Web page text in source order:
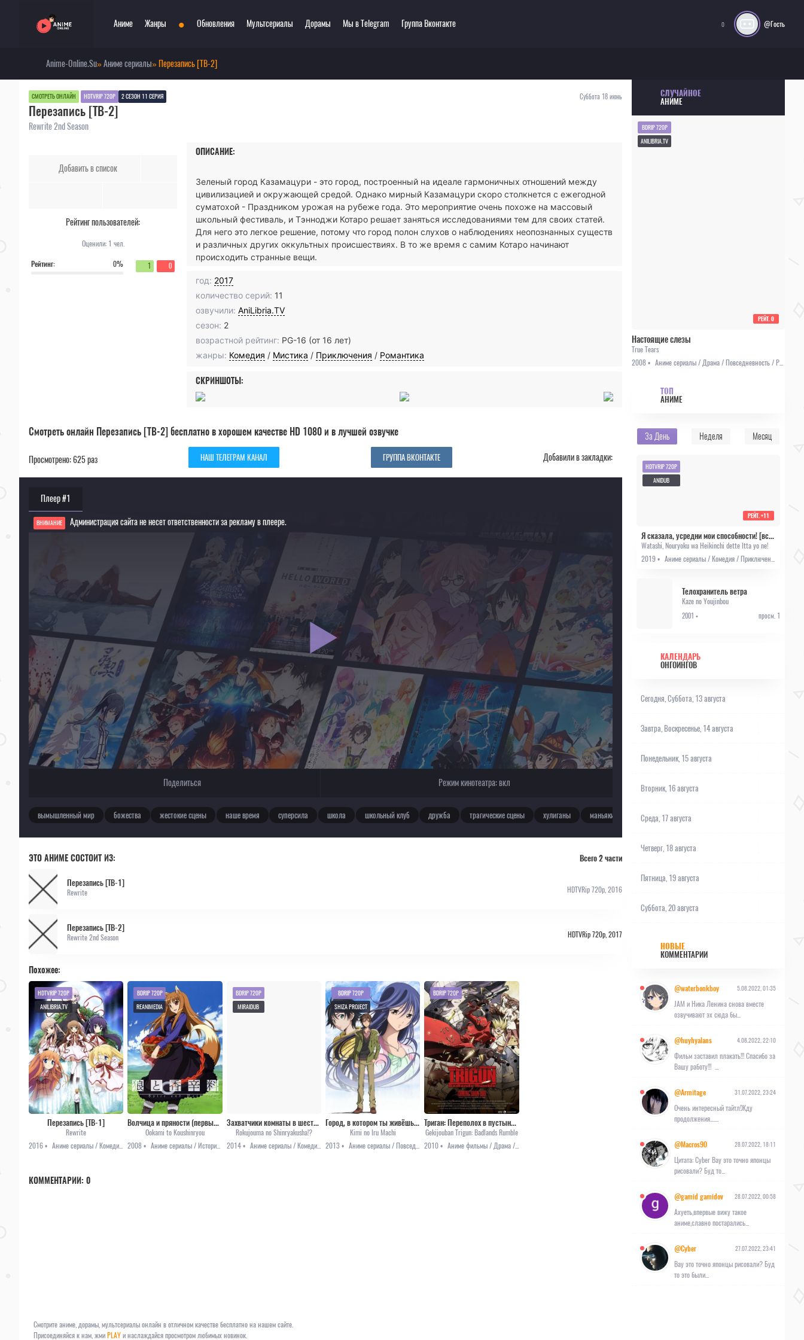
Аниме
Сериалы
Фильмы
Жанры
Боевые искусства
Война
Приключения
Школа
Игры
Этти
Экшен
Сверхъестественное
• Обновления Мультсериалы
Смотреть онлайн
Дорамы Мы в Telegram Группа Вконтакте 0 @Гость
Anime-Online.Su»Аниме сериалы» Перезапись [ТВ-2]
СМОТРЕТЬ ОНЛАЙН HDTVRIP 720P 2 СЕЗОН 11 СЕРИЯ Суббота 18 июнь
Перезапись [ТВ-2]
Rewrite 2nd Season
Добавить в список
Рейтинг пользователей:
Оценили: 1 чел.
Рейтинг: 0% 1 0
ОПИСАНИЕ:
Зеленый город Казамацури - это город, построенный на идеале гармоничных отношений между
цивилизацией и окружающей средой. Однако мирный Казамацури скоро столкнется с ежегодной
суматохой - Праздником урожая на рубеже года. Это мероприятие очень похоже на массовый
школьный фестиваль, и Тэнноджи Котаро решает заняться исследованиями тем для своих статей.
Для него это легкое решение, потому что город полон слухов о наблюдениях неопознанных существ
и различных других оккультных происшествиях. В то же время с самим Котаро начинают
происходить странные вещи.
год: 2017
количество серий: 11
озвучили: AniLibria.TV
сезон: 2
возрастной рейтинг: PG-16 (от 16 лет)
жанры: Комедия / Мистика / Приключения / Романтика
СКРИНШОТЫ:
Смотреть онлайн Перезапись [ТВ-2] бесплатно в хорошем качестве HD 1080 и в лучшей озвучке
Просмотрено: 625 раз НАШ ТЕЛЕГРАМ КАНАЛ ГРУППА ВКОНТАКТЕ Добавили в закладки:
Плеер #1
ВНИМАНИЕ
Администрация сайта не несет ответственности за рекламу в плеере.
Для просмотра некоторых аниме необходимо установить VPN
Текущее воспроизведение：Перезапись [ТВ-2]
Поделиться Режим кинотеатра:вкл
вымышленный мир божества жестокие сцены наше время суперсила школа школьный клуб дружба трагические сцены хулиганы маньяки кудэрэ потеря памяти
ЭТО АНИМЕ СОСТОИТ ИЗ: Всего 2 части
Перезапись [ТВ-1]
Rewrite HDTVRip 720p, 2016
Перезапись [ТВ-2]
Rewrite 2nd Season HDTVRip 720p, 2017
Похожее:
Перезапись [ТВ-1]
Rewrite
2016 •
HDTVRIP 720P
ANILIBRIA.TV
Волчица и пряности (первый сезон)
Ookami to Koushinryou
2008 •
BDRIP 720P
REANIMEDIA
Захватчики комнаты в шесть татами
Rokujouma no Shinryakusha!?
2014 •
Аниме сериалы / Комедия / Фэнтези
BDRIP 720P
MIRAIDUB
Город, в котором ты живёшь [ТВ]
Kimi no Iru Machi
2013 •
BDRIP 720P
SHIZA PROJECT
Триган: Переполох в пустыне [2010]
Gekijouban Trigun: Badlands Rumble
2010 •
BDRIP 720P
КОММЕНТАРИИ: 0
СЛУЧАЙНОЕ
АНИМЕ
Настоящие слезы
True Tears
2008 •
Аниме сериалы / Драма / Повседневность / Романтика
BDRIP 720P
ANILIBRIA.TV
РЕЙТ. 0
ТОП
АНИМЕ
За День Неделя Месяц
Я сказала, усредни мои способности! [все серии]
Watashi, Nouryoku wa Heikinchi dette Itta yo ne!
2019 •
Аниме сериалы / Комедия / Приключения / Фэнтези
HDTVRIP 720P
ANIDUB
РЕЙТ. +11
Телохранитель ветра
Kaze no Youjinbou
2001 • просм. 1
КАЛЕНДАРЬ
ОНГОИНГОВ
Сегодня, Суббота, 13 августа
Завтра, Воскресенье, 14 августа
Понедельник, 15 августа
Вторник, 16 августа
Среда, 17 августа
Четверг, 18 августа
Пятница, 19 августа
Суббота, 20 августа
НОВЫЕ
КОММЕНТАРИИ
@waterbonkboy 5.08.2022, 01:35
JAM и Ника Ленина снова вместе
озвучивают эх сюда бы...
@huyhyalans 4.08.2022, 22:10
Фильм заставил плакать!!! Спасибо за
Вашу работу!!! ...
@Armitage 31.07.2022, 23:24
Очень интересный тайтл!Жду
продолжения.......
@Macros90 28.07.2022, 18:11
Цитата: Cyber Вау это точно японцы
рисовали? Буд то...
@gamid gamidov 28.07.2022, 00:58
Ахуеть,впервые вижу такое
аниме,славно постарались...
@Cyber 27.07.2022, 23:41
Вау это точно японцы рисовали? Буд
то это были...
Смотрите аниме, дорамы, мультсериалы онлайн в отличном качестве бесплатно на нашем сайте.
Присоединяйся к нам, жмиPLAYи наслаждайся просмотром любимых новинок.